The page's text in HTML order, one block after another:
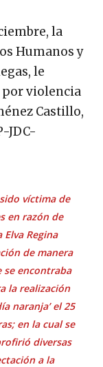
la
Humanos y
le
por violencia
Castillo,
JDC-
víctima de
en razón de
Regina
de manera
se encontraba
la realización
naranja’ el 25
en la cual se
diversas
a la